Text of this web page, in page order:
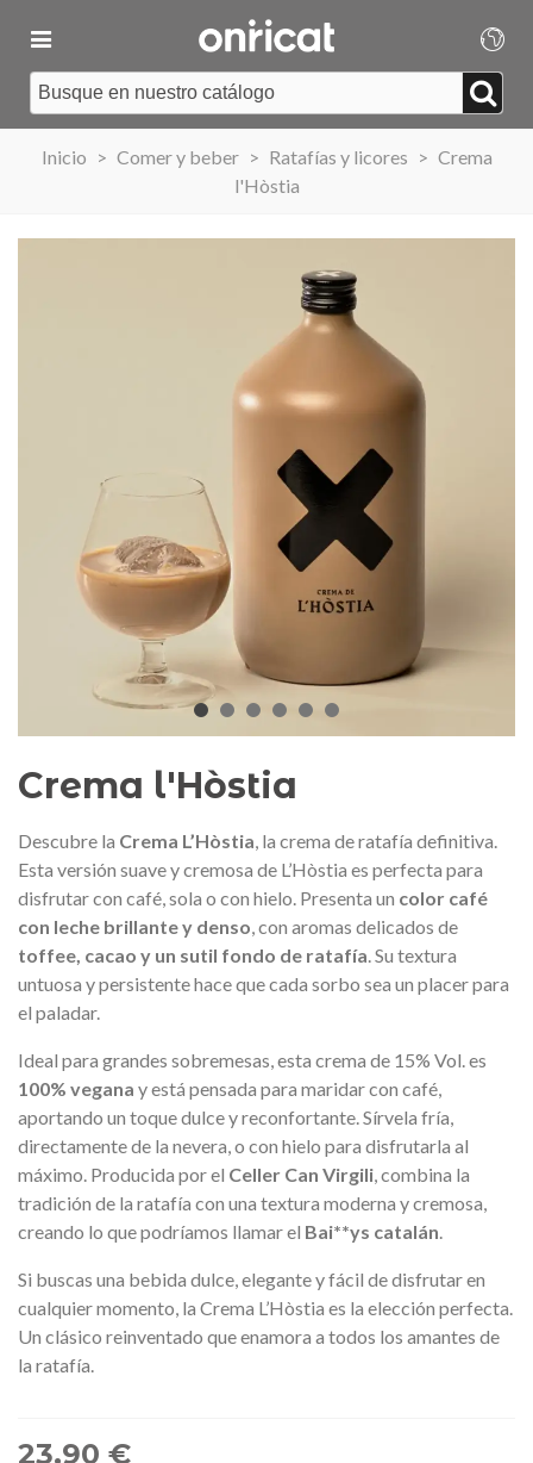
Inicio > Comer y beber > Ratafías y licores > Crema
l'Hòstia
Crema l'Hòstia
Descubre la Crema L’Hòstia, la crema de ratafía definitiva.
Esta versión suave y cremosa de L’Hòstia es perfecta para
disfrutar con café, sola o con hielo. Presenta un color café
con leche brillante y denso, con aromas delicados de
toffee, cacao y un sutil fondo de ratafía. Su textura
untuosa y persistente hace que cada sorbo sea un placer para
el paladar.
Ideal para grandes sobremesas, esta crema de 15% Vol. es
100% vegana y está pensada para maridar con café,
aportando un toque dulce y reconfortante. Sírvela fría,
directamente de la nevera, o con hielo para disfrutarla al
máximo. Producida por el Celler Can Virgili, combina la
tradición de la ratafía con una textura moderna y cremosa,
creando lo que podríamos llamar el Bai**ys catalán.
Si buscas una bebida dulce, elegante y fácil de disfrutar en
cualquier momento, la Crema L’Hòstia es la elección perfecta.
Un clásico reinventado que enamora a todos los amantes de
la ratafía.
23,90 €
conmemorativa Gaudí 2026
– Edición limitada
89,00 €
Añadir al carrito
Mochila Stivibags